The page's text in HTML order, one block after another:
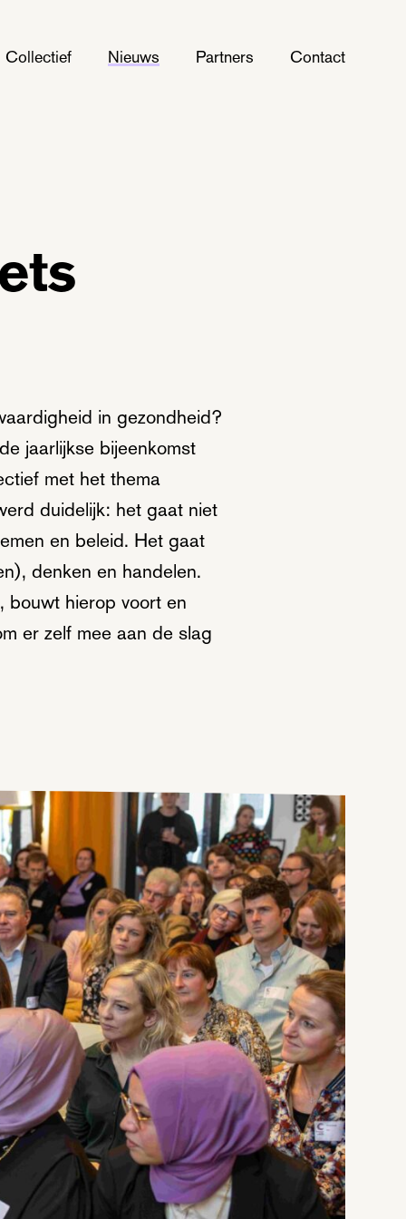
Collectief Nieuws Partners Contact
in gezondheid?
jaarlijkse bijeenkomst
met het thema
duidelijk: het gaat niet
en beleid. Het gaat
denken en handelen.
bouwt hierop voort en
er zelf mee aan de slag